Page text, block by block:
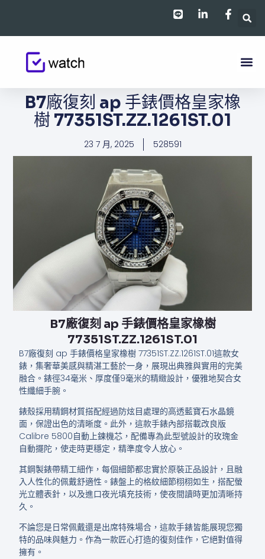
B7廠復刻 ap 手錶價格​皇家橡
樹​ 77351ST.ZZ.1261ST.01
23 7 月, 2025 528591
B7廠復刻 ap 手錶價格​皇家橡樹​
77351ST.ZZ.1261ST.01
B7廠復刻 ap 手錶價格​皇家橡樹​ 77351ST.ZZ.1261ST.01這款女
錶，集奢華美感與精湛工藝於一身，展現出典雅與實用的完美
融合。錶徑34毫米、厚度僅9毫米的精緻設計，優雅地契合女
性纖細手腕。
錶殼採用精鋼材質搭配經過防炫目處理的高透藍寶石水晶鏡
面，保證出色的清晰度。此外，這款手錶內部搭載改良版
Calibre 5800自動上鍊機芯，配備專為此型號設計的玫瑰金
自動擺陀，使走時更穩定，精準度令人放心。
其鋼製錶帶精工細作，每個細節都忠實於原裝正品設計，且融
入人性化的佩戴舒適性。錶盤上的格紋細節栩栩如生，搭配螢
光立體表針，以及進口夜光填充技術，使夜間讀時更加清晰持
久。
不論您是日常佩戴還是出席特殊場合，這款手錶皆能展現您獨
特的品味與魅力。作為一款匠心打造的復刻佳作，它絕對值得
擁有。